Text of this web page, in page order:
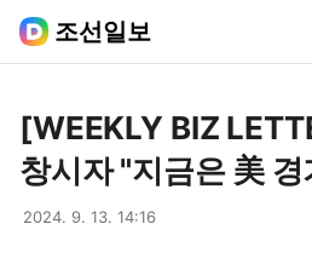
조선일보
[WEEKLY BIZ
창시자 "지금은 美
2024. 9. 13. 14:16